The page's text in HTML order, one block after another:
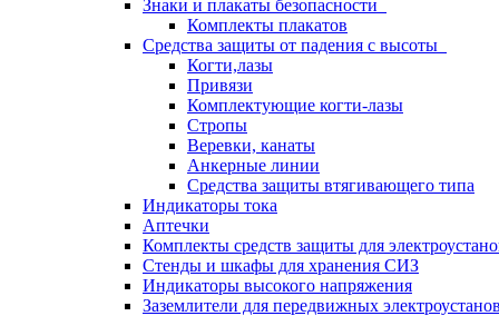
Знаки и плакаты безопасности
Комплекты плакатов
Средства защиты от падения с высоты
Когти,лазы
Привязи
Комплектующие когти-лазы
Стропы
Веревки, канаты
Анкерные линии
Средства защиты втягивающего типа
Индикаторы тока
Аптечки
Комплекты средств защиты для
Стенды и шкафы для хранения СИЗ
Индикаторы высокого напряжения
Заземлители для передвижных